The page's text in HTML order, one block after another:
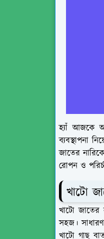
হ্যাঁ আজকে
ব্যবস্থাপনা
জাতের
রোপন ও
খাটো
খাটো জাতের
সহজ।
খাটো গাছ